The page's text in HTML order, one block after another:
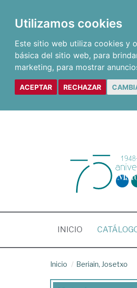
Utilizamos cookies
Este sitio web utiliza cookies y
básica del sitio web, para
marketing, para mostrar
ACEPTAR RECHAZAR
INICIO (CURRENT)
Inicio Beriain, Josetxo